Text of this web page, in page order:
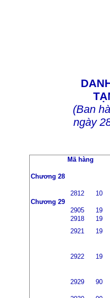
(Ban
ngày
Mã hàng
Chương 28
2812
10
Chương 29
2905
19
2918
19
2921
19
2922 19
2929 90